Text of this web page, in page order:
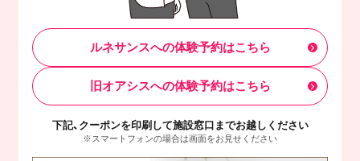
ルネサンスへの体験予約はこちら
旧オアシスへの体験予約はこちら
下記、クーポンを印刷して施設窓口までお越しください
※スマートフォンの場合は画面をお見せください